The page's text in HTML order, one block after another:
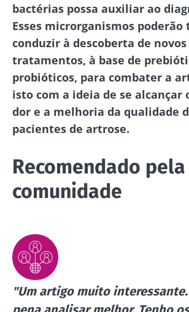
bactérias possa auxiliar ao
Esses microrganismos poderão
conduzir à descoberta de novos
tratamentos, à base de
probióticos, para combater a
isto com a ideia de se alcançar
dor e a melhoria da qualidade
pacientes de artrose.
Recomendado
comunidade
"Um artigo muito
Você está prestes a ser
Mantenha-se
informado
receba "The Essential" uma vez
se manter atualizado com as
sobre a microbiota.
Fique connosco!
Junte-se à comunidade da
receba "The Essential" uma vez
se manter atualizado com as
sobre a microbiota.
informações sobre a Biocodex
Eu li e aceito as
e a
Microbiota Institute.